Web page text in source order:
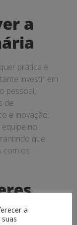
a
prática e
investir em
pessoal,
de
e inovação.
no
que
com os
a